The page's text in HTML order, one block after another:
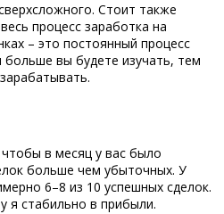
Стоит также
процесс заработка на
– это постоянный процесс
больше вы будете изучать, тем
в месяц у вас было
больше чем убыточных. У
6–8 из 10 успешных сделок.
я стабильно в прибыли.